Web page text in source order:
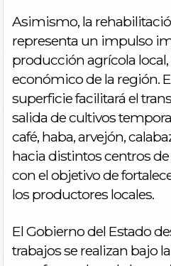
Asimismo, la
representa un impulso
producción agrícola
económico de la región.
superficie facilitará el
salida de cultivos
café, haba, arvejón,
hacia distintos centros
con el objetivo de
los productores locales.
El Gobierno del Estado
trabajos se realizan bajo